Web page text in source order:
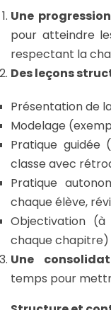
Une
pour atteindre
respectant la
Des leçons
Présentation de
Modelage
Pratique guidée
classe avec
Pratique
chaque élève,
Objectivation
chaque chapitre)
Une
temps pour